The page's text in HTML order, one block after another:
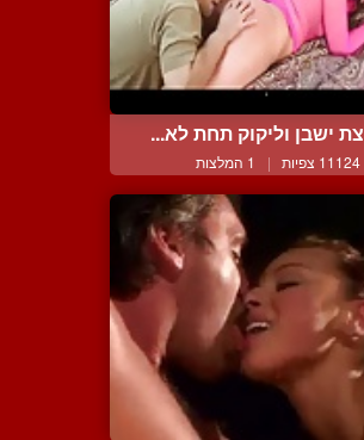
ישבן וליקוק תחת לא...
11124 צפיות | 1 המלצות